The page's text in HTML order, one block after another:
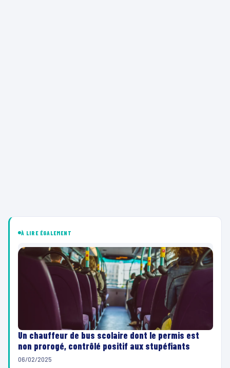
À LIRE ÉGALEMENT
Un chauffeur de bus scolaire dont le permis est
non prorogé, contrôlé positif aux stupéfiants
06/02/2025